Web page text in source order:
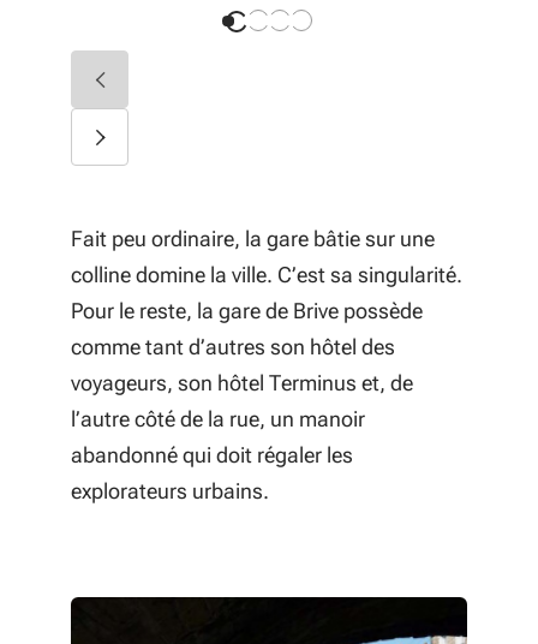
Fait peu ordinaire, la gare bâtie sur une
colline domine la ville. C’est sa singularité.
Pour le reste, la gare de Brive possède
comme tant d’autres son hôtel des
voyageurs, son hôtel Terminus et, de
l’autre côté de la rue, un manoir
abandonné qui doit régaler les
explorateurs urbains.